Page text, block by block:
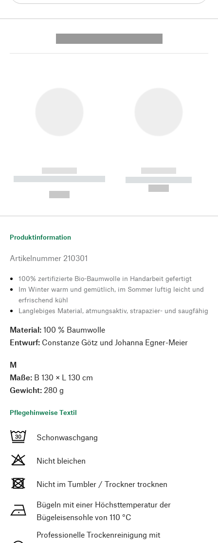
------------
----------- ----------- --------
------------
----------- -----------
Produktinformation
Artikelnummer 210301
100% zertifizierte Bio-Baumwolle in Handarbeit gefertigt
Im Winter warm und gemütlich, im Sommer luftig leicht und
erfrischend kühl
Langlebiges Material, atmungsaktiv, strapazier- und saugfähig
Material: 100 % Baumwolle
Entwurf: Constanze Götz und Johanna Egner-Meier
M
Maße: B 130 × L 130 cm
Gewicht: 280 g
Pflegehinweise Textil
Schonwaschgang
Nicht bleichen
Nicht im Tumbler / Trockner trocknen
Bügeln mit einer Höchsttemperatur der
Bügeleisensohle von 110 °C
Professionelle Trockenreinigung mit